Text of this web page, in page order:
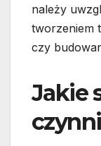
należy
tworzeniem
czy
Jakie